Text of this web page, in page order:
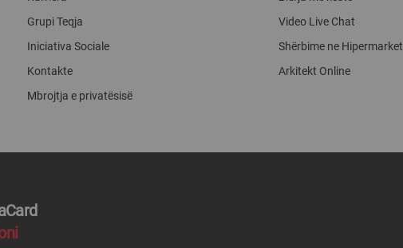
Grupi Teqja
Iniciativa Sociale
Kontakte
Mbrojtja e privatësisë
Video Live Chat
Shërbime ne Hipermarket
Arkitekt Online